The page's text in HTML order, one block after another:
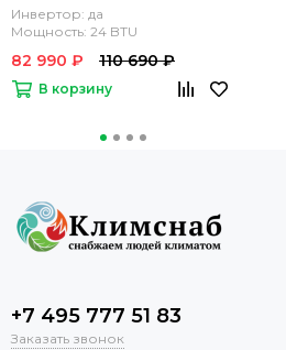
Инвертор: да
Мощность: 24 BTU
82 990 ₽ 110 690 ₽
В корзину
+7 495 777 51 83
Заказать звонок